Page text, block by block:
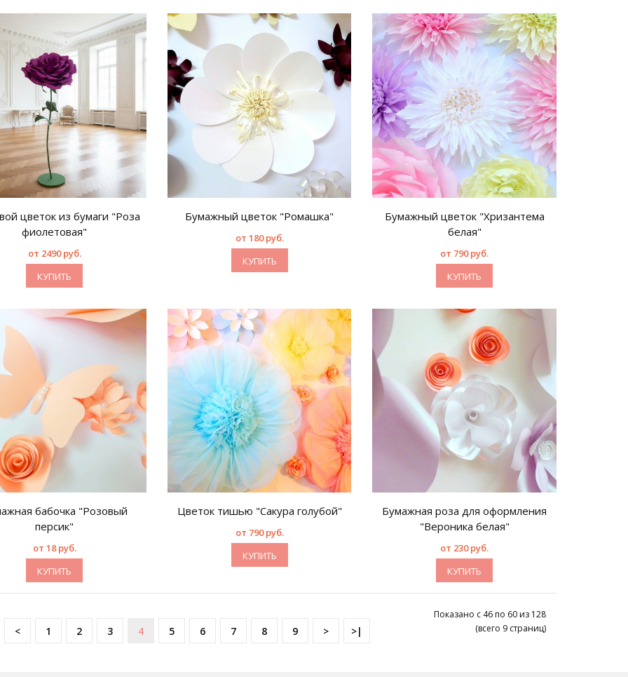
цветок из бумаги "Роза
фиолетовая"
от 2490 руб.
КУПИТЬ
Бумажный цветок "Ромашка"
от 180 руб.
КУПИТЬ
Бумажный цветок "Хризантема
белая"
от 790 руб.
КУПИТЬ
бабочка "Розовый
персик"
от 18 руб.
КУПИТЬ
Цветок тишью "Сакура голубой"
от 790 руб.
КУПИТЬ
Бумажная роза для оформления
"Вероника белая"
от 230 руб.
КУПИТЬ
< 1 2 3 4 5 6 7 8 9 > >|
Показано с 46 по 60 из 128
(всего 9 страниц)